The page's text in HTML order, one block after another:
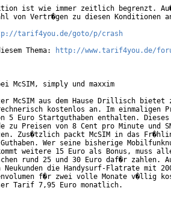
ist wie immer zeitlich begrenzt.
von Vertr�gen zu diesen Konditionen
tarif4you.de/goto/p/crash
Thema:
http://www.tarif4you.de/
McSIM, simply und maxxim
McSIM aus dem Hause Drillisch bietet
kostenlos an. Im einmaligen
5 Euro Startguthaben enthalten. Dieses
zu Preisen von 8 Cent pro Minute und
Zus�tzlich packt McSIM in das
Wer seine bisherige
weitere 15 Euro als Bonus, muss
rund 25 und 30 Euro daf�r zahlen.
Neukunden die Handysurf-Flatrate mit
f�r zwei volle Monate v�llig
Tarif 7,95 Euro monatlich.